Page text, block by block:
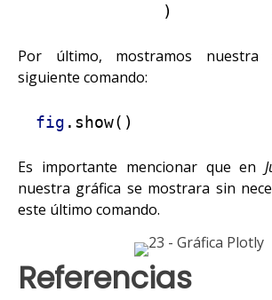
)
Por último, mostramos
siguiente comando:
fig .show()
Es importante mencionar que en
nuestra gráfica se mostrara sin
este último comando.
Referencias